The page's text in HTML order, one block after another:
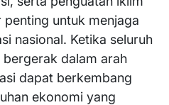
untuk menjaga
nasional. Ketika seluruh
dalam arah
dapat berkembang
ekonomi yang